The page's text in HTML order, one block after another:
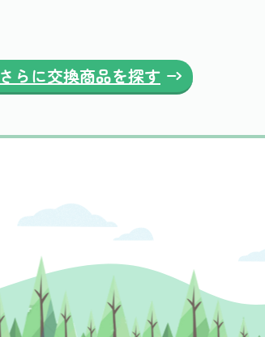
さらに交換商品を探す